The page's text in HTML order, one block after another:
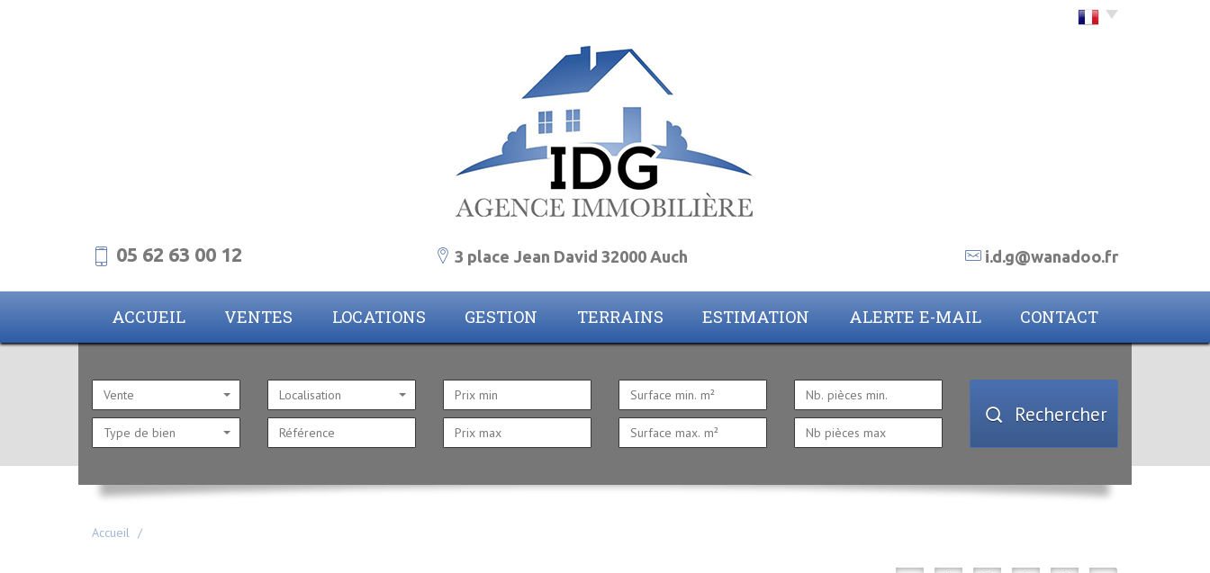
05 62 63 00 12 3 place Jean David 32000 Auch i.d.g@wanadoo.fr
ACCUEIL VENTES LOCATIONS GESTION TERRAINS ESTIMATION ALERTE E-MAIL CONTACT
Vente
Type de bien
Localisation
Rechercher
Accueil